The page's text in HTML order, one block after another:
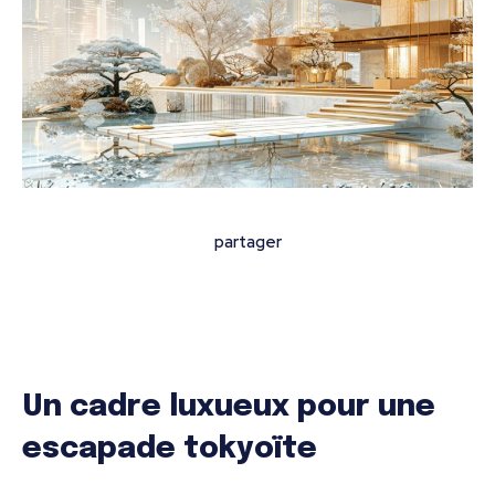
partager
Un cadre luxueux pour une
escapade tokyoïte